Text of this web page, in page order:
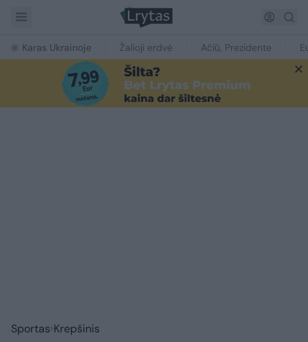
Karas Ukrainoje Žalioji erdvė Ačiū, Prezidente
Sportas Krepšinis